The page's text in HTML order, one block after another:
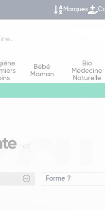
Marques
Bébé
Maman
Bio
Médecine
Naturelle
Forme ?